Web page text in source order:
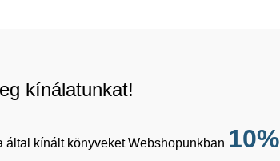
kínálatunkat!
által kínált könyveket Webshopunkban 10%